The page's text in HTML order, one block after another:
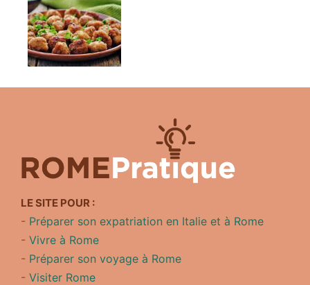
LE SITE POUR :
- Préparer son expatriation en Italie et à Rome
- Vivre à Rome
- Préparer son voyage à Rome
- Visiter Rome